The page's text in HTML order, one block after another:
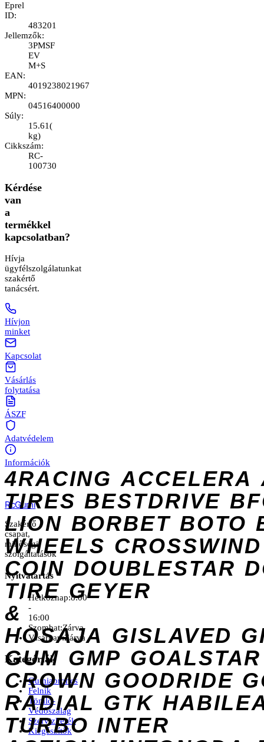
Eprel
ID:
483201
Jellemzők:
3PMSF
EV
M+S
EAN:
4019238021967
MPN:
04516400000
Súly:
15.61(
kg)
Cikkszám:
RC-
100730
Kérdése
van
a
termékkel
kapcsolatban?
Hívja
ügyfélszolgálatunkat
szakértő
tanácsért.
Hívjon
minket
Kapcsolat
Vásárlás
folytatása
ÁSZF
Adatvédelem
Információk
4RACING ACCELERA
TIRES BESTDRIVE
LION BORBET BOTO
WHEELS CROSSWIND
COIN DOUBLESTAR
TIRE GEYER
&
HOSAJA GISLAVED
GUM GMP GOALSTAR
CROWN GOODRIDE
RADIAL GTK
TURBO INTER
RcGumi
Szakértő
csapat,
minőségi
szolgáltatások
Nyitvatartás
Hétköznap:8:00
-
16:00
Szombat:Zárva
Vasárnap:Zárva
Kategóriák
Gumiabroncs
Felnik
Tömlő-
Védőszalag
Szervizkerék
Kiegészítők